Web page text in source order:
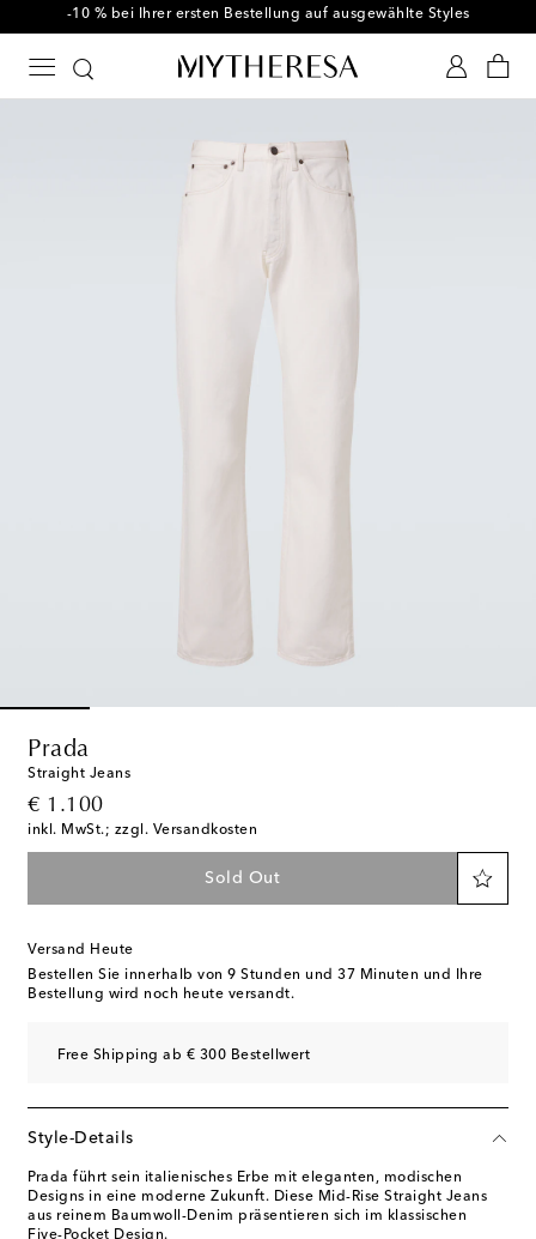
-10 % bei Ihrer ersten Bestellung auf ausgewählte Styles
Prada
Straight Jeans
€ 1.100
original price
inkl. MwSt.; zzgl. Versandkosten
Sold Out
Versand Heute
Bestellen Sie innerhalb von 9 Stunden und 37 Minuten und Ihre
Bestellung wird noch heute versandt.
Free Shipping ab € 300 Bestellwert
Style-Details
Prada führt sein italienisches Erbe mit eleganten, modischen
Designs in eine moderne Zukunft. Diese Mid-Rise Straight Jeans
aus reinem Baumwoll-Denim präsentieren sich im klassischen
Five-Pocket Design.